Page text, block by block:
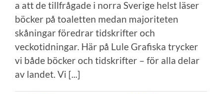
a att de tillfrågade i norra Sverige helst läser
böcker på toaletten medan majoriteten
skåningar föredrar tidskrifter och
veckotidningar. Här på Lule Grafiska trycker
vi både böcker och tidskrifter – för alla delar
av landet. Vi [...]